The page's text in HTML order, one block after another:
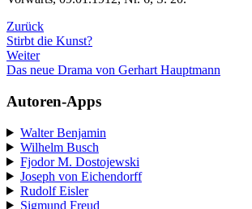
Zurück
Stirbt die Kunst?
Weiter
Das neue Drama von Gerhart Hauptmann
Autoren-Apps
Walter Benjamin
Wilhelm Busch
Fjodor M. Dostojewski
Joseph von Eichendorff
Rudolf Eisler
Sigmund Freud